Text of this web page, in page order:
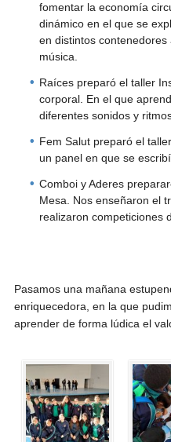
fomentar la economía
dinámico en el que se
en distintos
música.
Raíces preparó el taller
corporal. En el que
diferentes sonidos y
Fem Salut preparó el
un panel en que se
Comboi y Aderes
Mesa. Nos enseñaron el
realizaron competiciones
Pasamos una mañana
enriquecedora, en la que
aprender de forma lúdica el